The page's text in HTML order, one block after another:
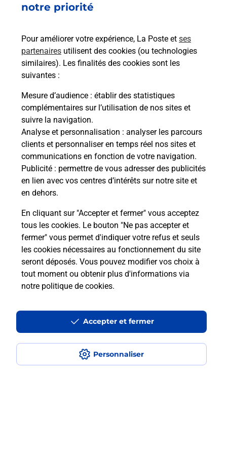
notre priorité
Pour améliorer votre expérience, La Poste et ses
partenaires utilisent des cookies (ou technologies
similaires). Les finalités des cookies sont les
suivantes :
Mesure d’audience : établir des statistiques
complémentaires sur l’utilisation de nos sites et
suivre la navigation.
Analyse et personnalisation : analyser les parcours
clients et personnaliser en temps réel nos sites et
communications en fonction de votre navigation.
Publicité : permettre de vous adresser des publicités
en lien avec vos centres d’intérêts sur notre site et
en dehors.
En cliquant sur "Accepter et fermer" vous acceptez
tous les cookies. Le bouton "Ne pas accepter et
fermer" vous permet d'indiquer votre refus et seuls
les cookies nécessaires au fonctionnement du site
seront déposés. Vous pouvez modifier vos choix à
tout moment ou obtenir plus d'informations via
notre politique de cookies.
Personnaliser
Accepter et fermer
Acheter un iPhone neuf ou reconditionné
Vous recherchez un smartphone pas cher proche
de chez vous ? Découvrez notre offre de
téléphones iPhone Apple dans vos bureaux de
Poste à FAVERNEY (70160) !
En savoir plus
Questions fréquemment posées
Comment retourner un colis acheté
en ligne depuis votre boîte aux lettres
Comment envoyer un colis ou faire un
retour chez un e-commerçant sans se
déplacer ?
Envoyer un petit colis au meilleur